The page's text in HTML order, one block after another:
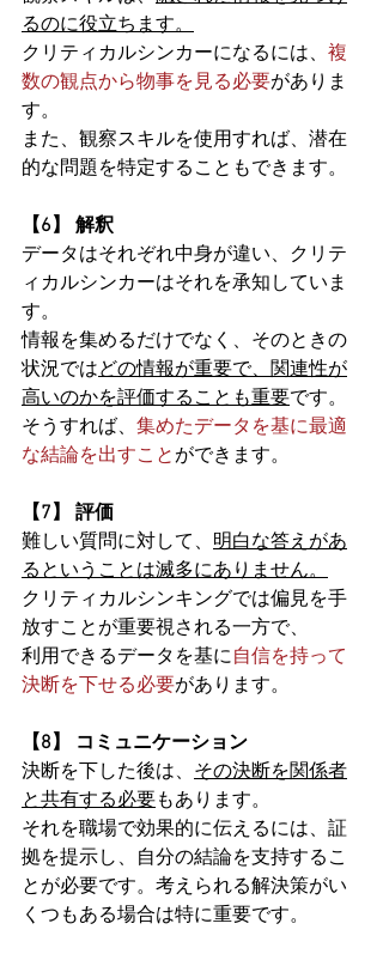
るのに役立ちます。
クリティカルシンカーになるには、 複
数の観点から物事を見る必要がありま
す。
また、観察スキルを使用すれば、潜在
的な問題を特定することもできます。
【6】 解釈
データはそれぞれ中身が違い、クリテ
ィカルシンカーはそれを承知していま
す。
情報を集めるだけでなく、そのときの
状況ではどの情報が重要で、関連性が
高いのかを評価することも重要です。
そうすれば、 集めたデータを基に最適
な結論を出すことができます。
【7】 評価
難しい質問に対して、 明白な答えがあ
るということは滅多にありません。
クリティカルシンキングでは偏見を手
放すことが重要視される一方で、
利用できるデータを基に自信を持って
決断を下せる必要があります。
【8】 コミュニケーション
決断を下した後は、 その決断を関係者
と共有する必要もあります。
それを職場で効果的に伝えるには、証
拠を提示し、自分の結論を支持するこ
とが必要です。考えられる解決策がい
くつもある場合は特に重要です。